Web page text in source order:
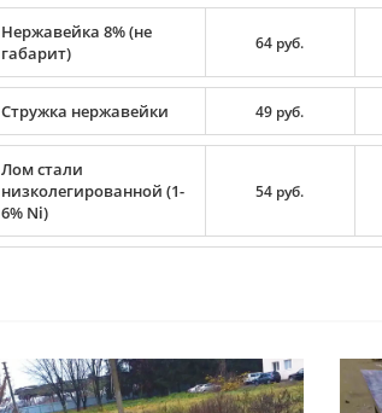
Нержавейка 8% (не
габарит)
64 руб.
Стружка нержавейки 49 руб.
Лом стали
низколегированной (1-
6% Ni)
54 руб.